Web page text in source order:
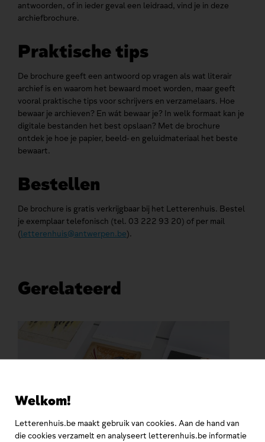
Welkom!
Letterenhuis.be maakt gebruik van cookies. Aan de hand van
die cookies verzamelt en analyseert letterenhuis.be informatie
antwoorden, of in ieder geval een leidraad, vind je in deze
archiefbrochure.
Praktische tips
De brochure geeft een antwoord op vragen als wat literair
archief is en waarom het bewaard moet worden, maar geeft
vooral praktische tips voor schrijvers en verzamelaars. Hoe
bewaar je archieven? En wát bewaar je? In welk formaat kan je
digitale bestanden het best opslaan? Met de brochure
ontdek je hoe je papier, beeld- en geluidmateriaal het beste
bewaart.
Bestellen
De brochure is gratis verkrijgbaar bij het Letterenhuis. Bestel
je exemplaar telefonisch (tel. 03 222 93 20) of per mail
(letterenhuis@antwerpen.be).
Gerelateerd